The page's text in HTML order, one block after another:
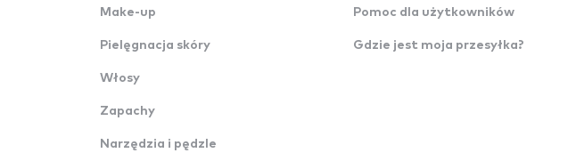
Make-up
Pielęgnacja skóry
Włosy
Zapachy
Narzędzia i pędzle
Pomoc dla użytkowników
Gdzie jest moja przesyłka?